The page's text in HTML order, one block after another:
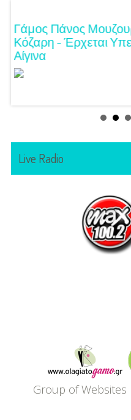
Γάμος Πάνος
Κόζαρη - Έρχεται
Αίγινα
Live Radio
ΠαιδίGroup of